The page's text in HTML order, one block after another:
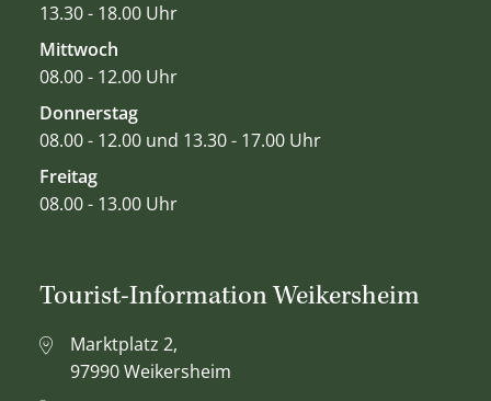
13.30 - 18.00 Uhr
Mittwoch
08.00 - 12.00 Uhr
Donnerstag
08.00 - 12.00 und 13.30 - 17.00 Uhr
Freitag
08.00 - 13.00 Uhr
Tourist-Information Weikersheim
Marktplatz 2,
97990 Weikersheim